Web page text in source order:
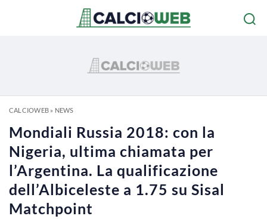
CALCIOWEB» NEWS
Mondiali Russia 2018: con la
Nigeria, ultima chiamata per
l’Argentina. La qualificazione
dell’Albiceleste a 1.75 su Sisal
Matchpoint